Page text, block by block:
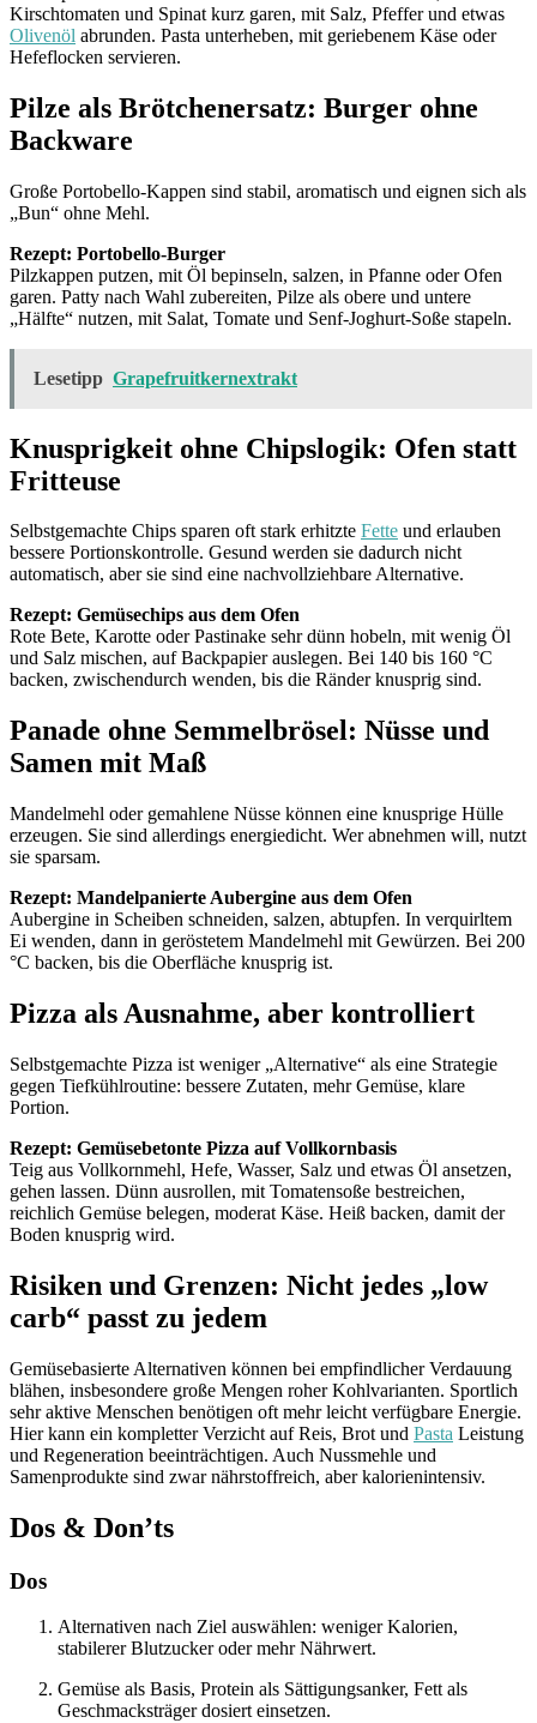
Kirschtomaten und Spinat kurz garen, mit Salz, Pfeffer und etwas
Olivenöl abrunden. Pasta unterheben, mit geriebenem Käse oder
Hefeflocken servieren.
Pilze als Brötchenersatz: Burger ohne
Backware
Große Portobello-Kappen sind stabil, aromatisch und eignen sich als
„Bun“ ohne Mehl.
Rezept: Portobello-Burger
Pilzkappen putzen, mit Öl bepinseln, salzen, in Pfanne oder Ofen
garen. Patty nach Wahl zubereiten, Pilze als obere und untere
„Hälfte“ nutzen, mit Salat, Tomate und Senf-Joghurt-Soße stapeln.
Lesetipp Grapefruitkernextrakt
Knusprigkeit ohne Chipslogik: Ofen statt
Fritteuse
Selbstgemachte Chips sparen oft stark erhitzte Fette und erlauben
bessere Portionskontrolle. Gesund werden sie dadurch nicht
automatisch, aber sie sind eine nachvollziehbare Alternative.
Rezept: Gemüsechips aus dem Ofen
Rote Bete, Karotte oder Pastinake sehr dünn hobeln, mit wenig Öl
und Salz mischen, auf Backpapier auslegen. Bei 140 bis 160 °C
backen, zwischendurch wenden, bis die Ränder knusprig sind.
Panade ohne Semmelbrösel: Nüsse und
Samen mit Maß
Mandelmehl oder gemahlene Nüsse können eine knusprige Hülle
erzeugen. Sie sind allerdings energiedicht. Wer abnehmen will, nutzt
sie sparsam.
Rezept: Mandelpanierte Aubergine aus dem Ofen
Aubergine in Scheiben schneiden, salzen, abtupfen. In verquirltem
Ei wenden, dann in geröstetem Mandelmehl mit Gewürzen. Bei 200
°C backen, bis die Oberfläche knusprig ist.
Pizza als Ausnahme, aber kontrolliert
Selbstgemachte Pizza ist weniger „Alternative“ als eine Strategie
gegen Tiefkühlroutine: bessere Zutaten, mehr Gemüse, klare
Portion.
Rezept: Gemüsebetonte Pizza auf Vollkornbasis
Teig aus Vollkornmehl, Hefe, Wasser, Salz und etwas Öl ansetzen,
gehen lassen. Dünn ausrollen, mit Tomatensoße bestreichen,
reichlich Gemüse belegen, moderat Käse. Heiß backen, damit der
Boden knusprig wird.
Risiken und Grenzen: Nicht jedes „low
carb“ passt zu jedem
Gemüsebasierte Alternativen können bei empfindlicher Verdauung
blähen, insbesondere große Mengen roher Kohlvarianten. Sportlich
sehr aktive Menschen benötigen oft mehr leicht verfügbare Energie.
Hier kann ein kompletter Verzicht auf Reis, Brot und Pasta Leistung
und Regeneration beeinträchtigen. Auch Nussmehle und
Samenprodukte sind zwar nährstoffreich, aber kalorienintensiv.
Dos & Don’ts
Dos
Alternativen nach Ziel auswählen: weniger Kalorien,
stabilerer Blutzucker oder mehr Nährwert.
Gemüse als Basis, Protein als Sättigungsanker, Fett als
Geschmacksträger dosiert einsetzen.